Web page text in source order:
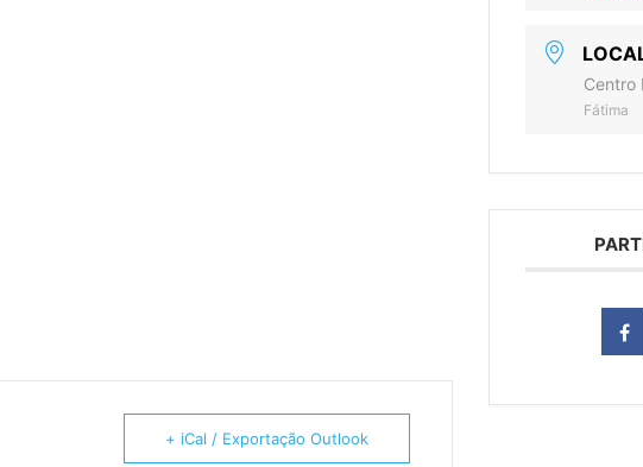
+ iCal / Exportação Outlook
Centro
Fátima